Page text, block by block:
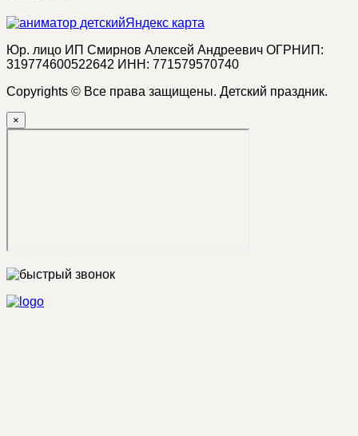
Яндекс карта
Юр. лицо ИП Смирнов Алексей Андреевич ОГРНИП:
319774600522642 ИНН: 771579570740
Copyrights © Все права защищены. Детский праздник.
×